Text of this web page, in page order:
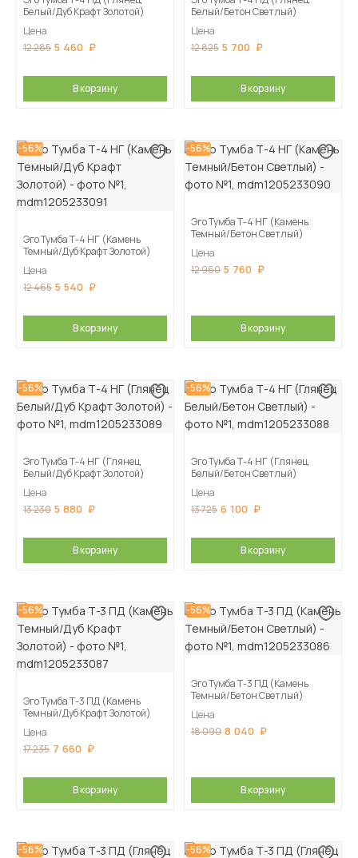
Белый/Дуб Крафт Золотой)
Цена
12 285 5 460
В корзину
Белый/Бетон Светлый)
Цена
12 825 5 700
В корзину
-56%
Эго Тумба Т-4 НГ (Камень
Темный/Дуб Крафт Золотой)
Цена
12 465 5 540
В корзину
-56%
Эго Тумба Т-4 НГ (Камень
Темный/Бетон Светлый)
Цена
12 960 5 760
В корзину
-56%
Эго Тумба Т-4 НГ (Глянец
Белый/Дуб Крафт Золотой)
Цена
13 230 5 880
В корзину
-56%
Эго Тумба Т-4 НГ (Глянец
Белый/Бетон Светлый)
Цена
13 725 6 100
В корзину
-56%
Эго Тумба Т-3 ПД (Камень
Темный/Дуб Крафт Золотой)
Цена
17 235 7 660
В корзину
-56%
Эго Тумба Т-3 ПД (Камень
Темный/Бетон Светлый)
Цена
18 090 8 040
В корзину
-56% -56%